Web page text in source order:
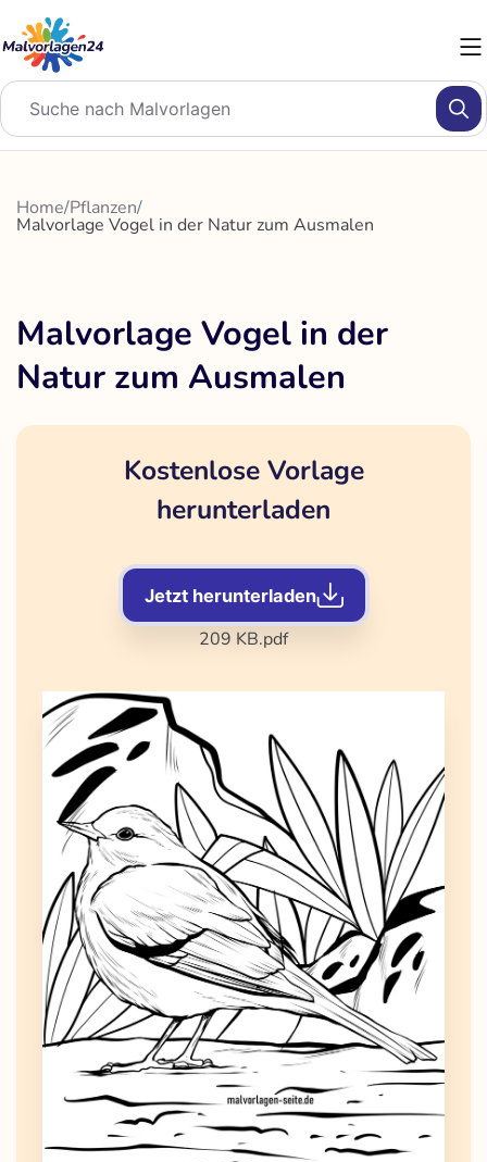
Inhalt
springen
Home/Pflanzen/
Malvorlage Vogel in der Natur zum Ausmalen
Malvorlage Vogel in der
Natur zum Ausmalen
Kostenlose Vorlage
herunterladen
Jetzt herunterladen
209 KB.pdf